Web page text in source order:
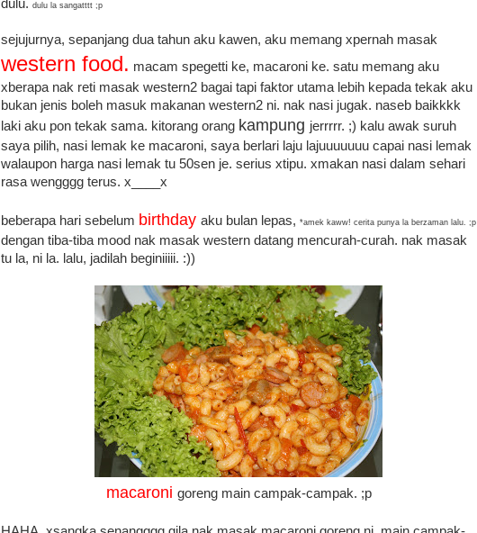
dulu. dulu la sangatttt ;p
sejujurnya, sepanjang dua tahun aku kawen, aku memang xpernah masak
western food. macam spegetti ke, macaroni ke. satu memang aku
xberapa nak reti masak western2 bagai tapi faktor utama lebih kepada tekak aku
bukan jenis boleh masuk makanan western2 ni. nak nasi jugak. naseb baikkkk
laki aku pon tekak sama. kitorang orang kampung jerrrrr. ;) kalu awak suruh
saya pilih, nasi lemak ke macaroni, saya berlari laju lajuuuuuuu capai nasi lemak
walaupon harga nasi lemak tu 50sen je. serius xtipu. xmakan nasi dalam sehari
rasa wengggg terus. x____x
beberapa hari sebelum birthday aku bulan lepas, *amek kaww! cerita punya la berzaman lalu. ;p
dengan tiba-tiba mood nak masak western datang mencurah-curah. nak masak
tu la, ni la. lalu, jadilah beginiiiii. :))
macaroni goreng main campak-campak. ;p